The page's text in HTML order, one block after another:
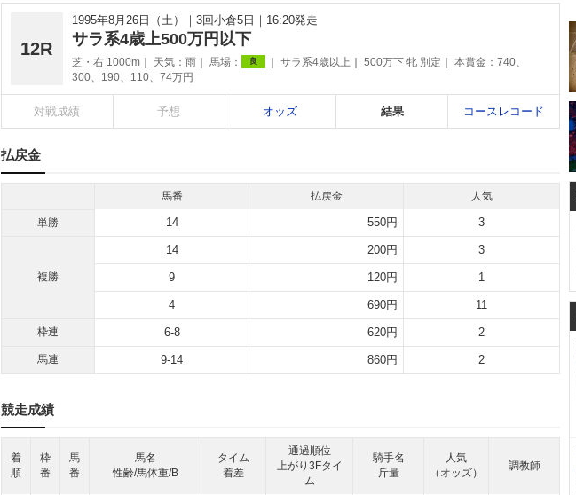
12R
1995年8月26日（土） 3回小倉5日 16:20発走
サラ系4歳上500万円以下
芝・右 1000m 天気： 雨 馬場： 良 サラ系4歳以上 500万下 牝 別定
本賞金：740、
300、190、110、74万円
対戦成績 予想 オッズ 結果 コースレコード
払戻金
馬番 払戻金 人気
単勝 14 550円 3
複勝
14 200円 3
9 120円 1
4 690円 11
枠連 6-8 620円 2
馬連 9-14 860円 2
競走成績
着
順
枠
番
馬
番
馬名
性齢/馬体重/B
タイム
着差
通過順位
上がり3Fタイ
ム
騎手名
斤量
人気
（オッズ）
調教師